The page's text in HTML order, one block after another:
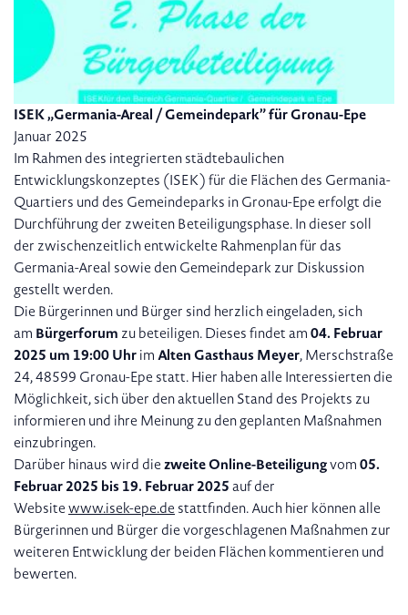
ISEK „Germania-Areal / Gemeindepark” für Gronau-Epe
Januar 2025
Im Rahmen des integrierten städtebaulichen
Entwicklungskonzeptes (ISEK) für die Flächen des Germania-
Quartiers und des Gemeindeparks in Gronau-Epe erfolgt die
Durchführung der zweiten Beteiligungsphase. In dieser soll
der zwischenzeitlich entwickelte Rahmenplan für das
Germania-Areal sowie den Gemeindepark zur Diskussion
gestellt werden.
Die Bürgerinnen und Bürger sind herzlich eingeladen, sich
am Bürgerforum zu beteiligen. Dieses findet am04. Februar
2025 um 19:00 UhrimAlten Gasthaus Meyer, Merschstraße
24, 48599 Gronau-Epe statt. Hier haben alle Interessierten die
Möglichkeit, sich über den aktuellen Stand des Projekts zu
informieren und ihre Meinung zu den geplanten Maßnahmen
einzubringen.
Darüber hinaus wird diezweite Online-Beteiligungvom05.
Februar 2025 bis 19. Februar 2025auf der
Websitewww.isek-epe.de stattfinden. Auch hier können alle
Bürgerinnen und Bürger die vorgeschlagenen Maßnahmen zur
weiteren Entwicklung der beiden Flächen kommentieren und
bewerten.